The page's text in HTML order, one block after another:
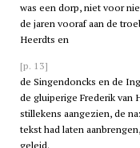
was een dorp, niet voor
de jaren vooraf aan de
Heerdts en
[p. 13]
de Singendoncks en de
de gluiperige Frederik van
stillekens aangezien, de
tekst had laten
geleid.